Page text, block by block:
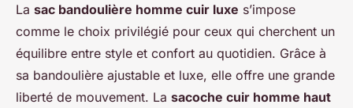
La sac bandoulière homme cuir luxe s’impose
comme le choix privilégié pour ceux qui cherchent un
équilibre entre style et confort au quotidien. Grâce à
sa bandoulière ajustable et luxe, elle offre une grande
liberté de mouvement. La sacoche cuir homme haut